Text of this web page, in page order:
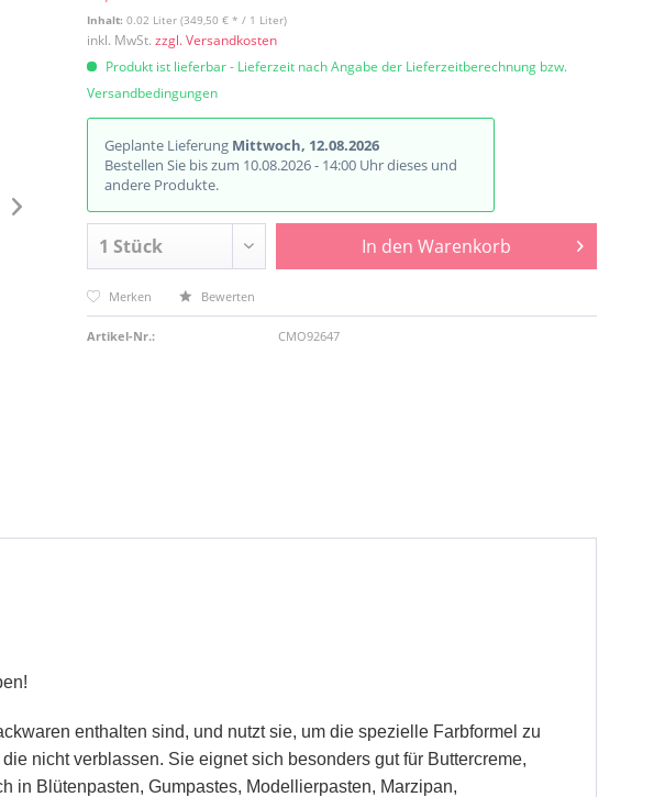
Inhalt:0.02 Liter (349,50 € * / 1 Liter)
inkl. MwSt.zzgl. Versandkosten
Produkt ist lieferbar - Lieferzeit nach Angabe der Lieferzeitberechnung bzw.
Versandbedingungen
Geplante Lieferung Mittwoch, 12.08.2026
Bestellen Sie bis zum 10.08.2026 - 14:00 Uhr dieses und
andere Produkte.
In den Warenkorb
Merken Bewerten
Artikel-Nr.: CMO92647
enthalten sind, und nutzt sie, um die spezielle Farbformel zu
nicht verblassen. Sie eignet sich besonders gut für Buttercreme,
in Blütenpasten, Gumpastes, Modellierpasten, Marzipan,